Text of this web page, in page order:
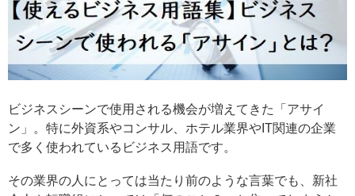
ビジネスシーンで使用される機会が増えてきた「アサイ
ン」。特に外資系やコンサル、ホテル業界やIT関連の企業
で多く使われているビジネス用語です。
その業界の人にとっては当たり前のような言葉でも、新社